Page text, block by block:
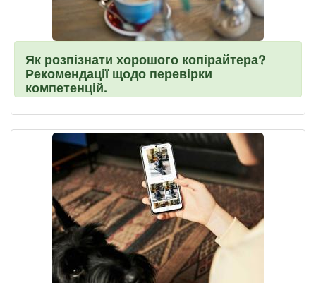
Як розпізнати хорошого копірайтера?
Рекомендації щодо перевірки
компетенцій.